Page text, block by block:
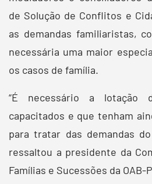
de Solução de Conflitos e
as demandas familiaristas,
necessária uma maior
os casos de família.
“É necessário a lotação
capacitados e que tenham
para tratar das demandas
ressaltou a presidente da
Famílias e Sucessões da